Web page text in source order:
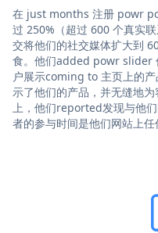
在 just months 注册 powr
过 250%（超过 600 个真实
交将他们的社交媒体扩大到
食。他们added powr slider
户展示coming to 主页上的
示了他们的产品，并无缝地
上，他们reported发现与他
者的参与时间是他们网站上任